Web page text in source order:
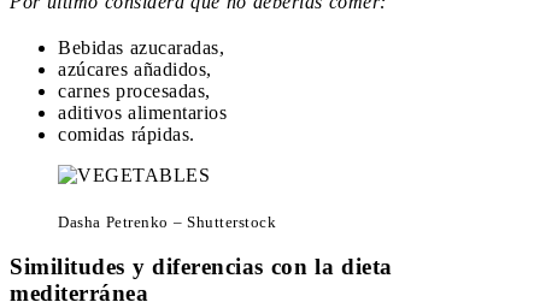
Bebidas azucaradas,
azúcares añadidos,
carnes procesadas,
aditivos alimentarios
comidas rápidas.
Dasha Petrenko – Shutterstock
Similitudes y diferencias con la dieta
mediterránea